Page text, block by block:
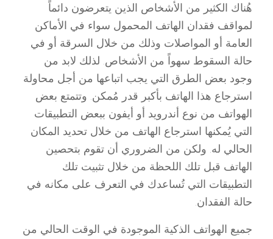
هُناك الكثير من الأشخاص الذين يتعرضون دائماً
لمواقف فقدان الهاتف المحمول سواء في الأماكن
العامة أو المواصلات وذلك من خلال السرقة أو في
حالة السقوط سهواً من الأشخاص. لذلك لابد من
وجود بعض الطرق التي يجب اتباعها من أجل محاولة
استرجاع هذا الهاتف بأكبر قدر مُمكن. وتتمتع بعض
الهواتف من نوع أندرويد أو أيفون ببعض التطبيقات
التي يُمكنها استرجاع الهاتف من خلال تحديد المكان
الحالي له. ولكن من الضروري أن تقوم بتحصين
الهاتف قبل تلك اللحظة من خلال تثبيت تلك
التطبيقات التي تُساعدك في التعرف على مكانه في
حالة الفقدان.
جميع الهواتف الذكية الموجودة في الوقت الحالي من